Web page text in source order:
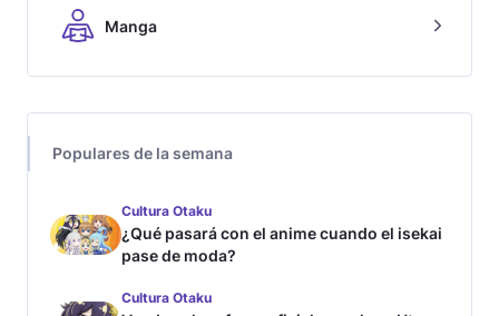
Manga
Populares de la semana
Cultura Otaku
¿Qué pasará con el anime cuando el isekai
pase de moda?
Cultura Otaku